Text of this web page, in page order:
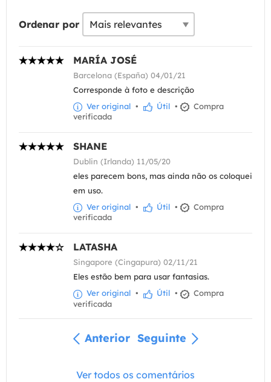
Ordenar por
MARÍA JOSÉ
Barcelona (España) 04/01/21
Corresponde à foto e descrição
Ver original • Útil •
Compra
verificada
SHANE
Dublin (Irlanda) 11/05/20
eles parecem bons, mas ainda não os coloquei
em uso.
Ver original • Útil •
Compra
verificada
LATASHA
Singapore (Cingapura) 02/11/21
Eles estão bem para usar fantasias.
Ver original • Útil •
Compra
verificada
Anterior Seguinte
Ver todos os comentários